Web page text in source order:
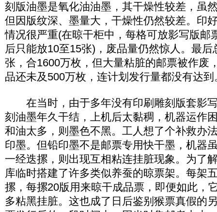
刻版油墨是氧化油油墨，其干燥性较差，虽
但因版纹深、墨量大，干燥性仍然较差。印
情况很严重(在晾干柜中，每格可放影写版邮
后只能放10至15张)，废品量仍然惊人。最
张，合1600万枚，但大量粘脏的邮票被作废
品还未及500万枚，连计划发行量都没有达到
在当时，由于多年没有印刷雕刻版套影
刻油墨年久干结，上机后太黏稠，机器运作
和油太多，则墨色不黑。工人想了个补救办
印墨。但铅印墨不是邮票专用快干墨，机器
一经迭摞，则出现互相粘连挂脏现象。为了
库临时搭建了许多类似养蚕的晾票架。每架
摞，每摞20版用来晾干成品票，即便如此，
多粘黑挂脏。这也成了日后鉴别猴票真假的